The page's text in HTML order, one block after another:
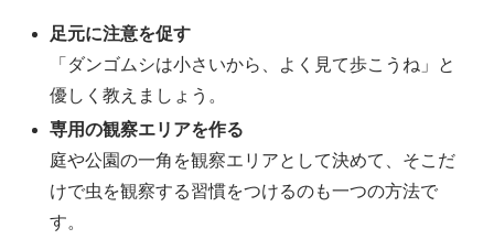
足元に注意を促す
「ダンゴムシは小さいから、よく見て歩こうね」と
優しく教えましょう。
専用の観察エリアを作る
庭や公園の一角を観察エリアとして決めて、そこだ
けで虫を観察する習慣をつけるのも一つの方法で
す。